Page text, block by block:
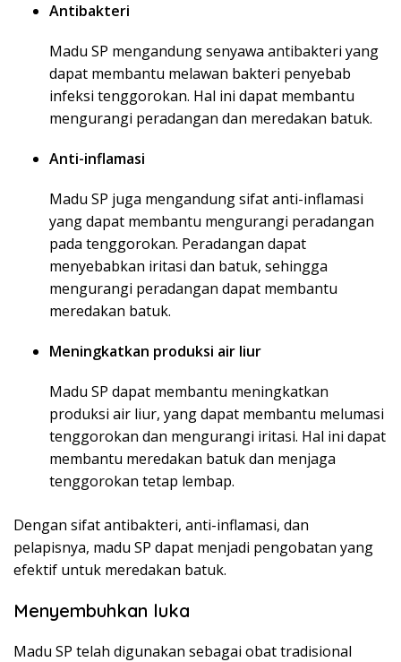
Antibakteri
Madu SP mengandung senyawa antibakteri yang
dapat membantu melawan bakteri penyebab
infeksi tenggorokan. Hal ini dapat membantu
mengurangi peradangan dan meredakan batuk.
Anti-inflamasi
Madu SP juga mengandung sifat anti-inflamasi
yang dapat membantu mengurangi peradangan
pada tenggorokan. Peradangan dapat
menyebabkan iritasi dan batuk, sehingga
mengurangi peradangan dapat membantu
meredakan batuk.
Meningkatkan produksi air liur
Madu SP dapat membantu meningkatkan
produksi air liur, yang dapat membantu melumasi
tenggorokan dan mengurangi iritasi. Hal ini dapat
membantu meredakan batuk dan menjaga
tenggorokan tetap lembap.
Dengan sifat antibakteri, anti-inflamasi, dan
pelapisnya, madu SP dapat menjadi pengobatan yang
efektif untuk meredakan batuk.
Menyembuhkan luka
Madu SP telah digunakan sebagai obat tradisional